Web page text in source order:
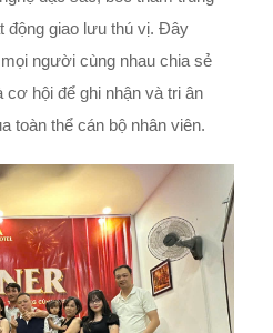
động giao lưu thú vị. Đây
người cùng nhau chia sẻ
cơ hội để ghi nhận và tri ân
toàn thể cán bộ nhân viên.